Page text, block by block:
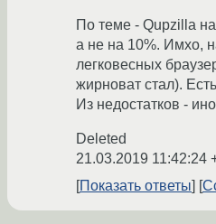
По теме - Qupzilla
а не на 10%. Имхо,
легковесных
жирноват стал).
Из недостатков -
Deleted
21.03.2019 11:42:24
Показать ответы